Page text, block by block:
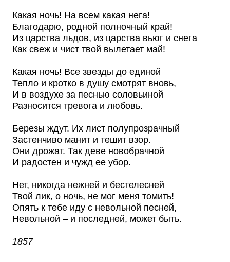
Какая ночь! На всем какая нега!
Благодарю, родной полночный край!
Из царства льдов, из царства вьюг и снега
Как свеж и чист твой вылетает май!
Какая ночь! Все звезды до единой
Тепло и кротко в душу смотрят вновь,
И в воздухе за песнью соловьиной
Разносится тревога и любовь.
Березы ждут. Их лист полупрозрачный
Застенчиво манит и тешит взор.
Они дрожат. Так деве новобрачной
И радостен и чужд ее убор.
Нет, никогда нежней и бестелесней
Твой лик, о ночь, не мог меня томить!
Опять к тебе иду с невольной песней,
Невольной – и последней, может быть.
1857